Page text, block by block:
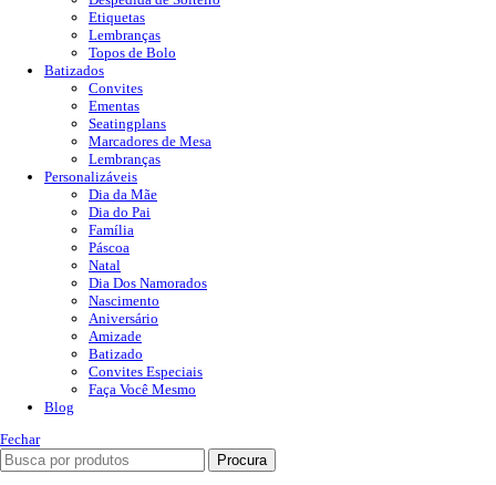
Etiquetas
Lembranças
Topos de Bolo
Batizados
Convites
Ementas
Seatingplans
Marcadores de Mesa
Lembranças
Personalizáveis
Dia da Mãe
Dia do Pai
Família
Páscoa
Natal
Dia Dos Namorados
Nascimento
Aniversário
Amizade
Batizado
Convites Especiais
Faça Você Mesmo
Blog
Fechar
Procura